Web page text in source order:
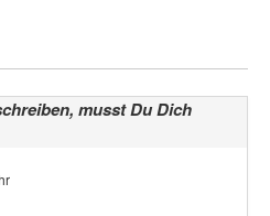
musst Du Dich